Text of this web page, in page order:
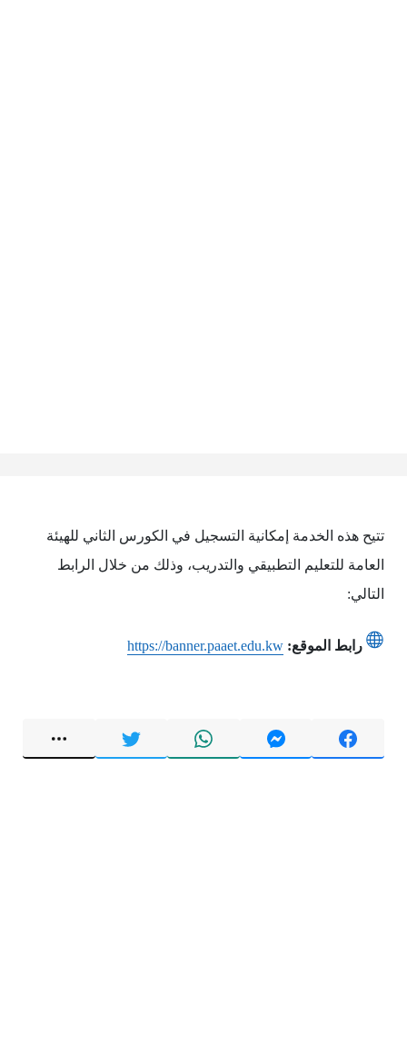
تتيح هذه الخدمة إمكانية التسجيل في الكورس الثاني للهيئة
العامة للتعليم التطبيقي والتدريب، وذلك من خلال الرابط
التالي:
رابط الموقع: https://banner.paaet.edu.kw